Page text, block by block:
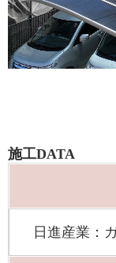
施工DATA
日進産業：